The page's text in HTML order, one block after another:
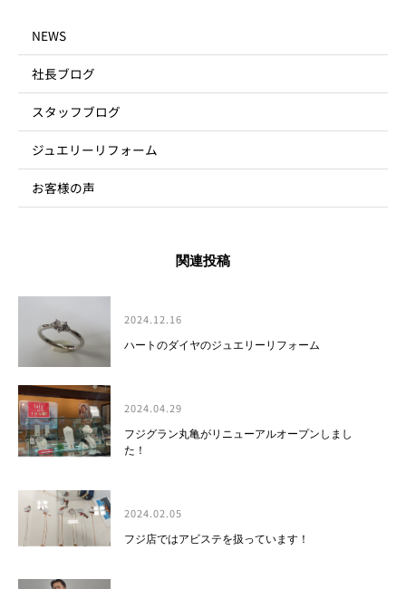
NEWS
社長ブログ
スタッフブログ
ジュエリーリフォーム
お客様の声
関連投稿
2024.12.16
ハートのダイヤのジュエリーリフォーム
2024.04.29
フジグラン丸亀がリニューアルオープンしまし
た！
2024.02.05
フジ店ではアビステを扱っています！